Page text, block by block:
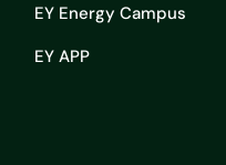
EY Energy Campus
EY APP